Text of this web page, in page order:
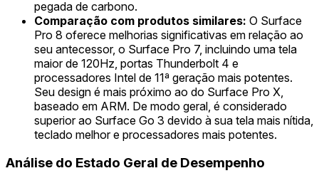
pegada de carbono.
Comparação com produtos similares: O Surface
Pro 8 oferece melhorias significativas em relação ao
seu antecessor, o Surface Pro 7, incluindo uma tela
maior de 120Hz, portas Thunderbolt 4 e
processadores Intel de 11ª geração mais potentes.
Seu design é mais próximo ao do Surface Pro X,
baseado em ARM. De modo geral, é considerado
superior ao Surface Go 3 devido à sua tela mais nítida,
teclado melhor e processadores mais potentes.
Análise do Estado Geral de Desempenho